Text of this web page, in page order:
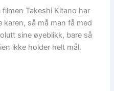
Takeshi Kitano har
så må man få med
sine øyeblikk, bare så
ikke holder helt mål.